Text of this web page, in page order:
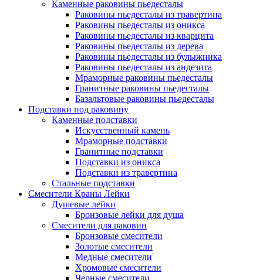
Каменные раковины пьедесталы
Раковины пьедесталы из травертина
Раковины пьедесталы из оникса
Раковины пьедесталы из кварцита
Раковины пьедесталы из дерева
Раковины пьедесталы из булыжника
Раковины пьедесталы из андезита
Мраморные раковины пьедесталы
Гранитные раковины пьедесталы
Базальтовые раковины пьедесталы
Подставки под раковину
Каменные подставки
Искусственный камень
Мраморные подставки
Гранитные подставки
Подставки из оникса
Подставки из травертина
Стальные подставки
Смесители Краны Лейки
Душевые лейки
Бронзовые лейки для душа
Смесители для раковин
Бронзовые смесители
Золотые смесители
Медные смесители
Хромовые смесители
Черные смесители